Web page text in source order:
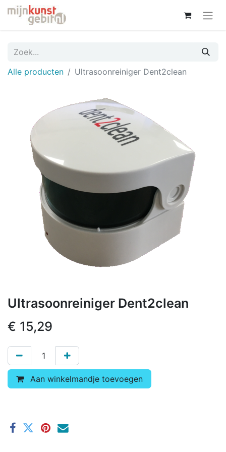
Alle producten Ultrasoonreiniger Dent2clean
Ultrasoonreiniger Dent2clean
€ 15,29
Aan winkelmandje toevoegen